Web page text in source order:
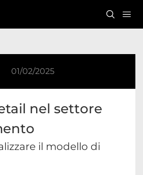
01/02/2025
nel settore
il modello di